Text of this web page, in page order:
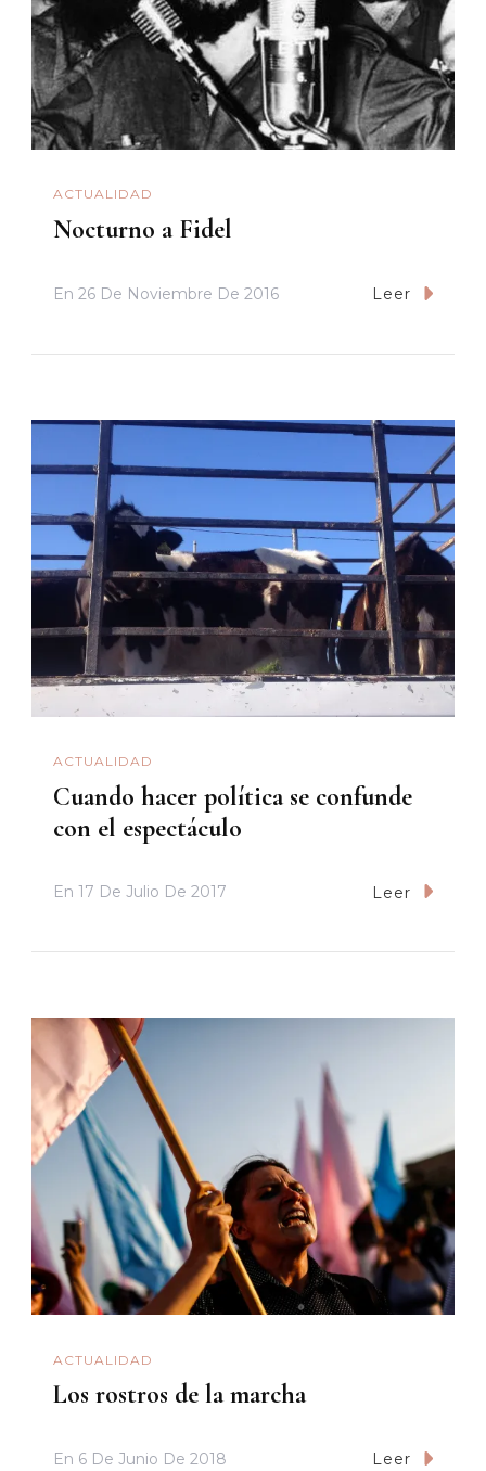
ACTUALIDAD
Nocturno a Fidel
En 26 De Noviembre De 2016 Leer
ACTUALIDAD
Cuando hacer política se confunde
con el espectáculo
En 17 De Julio De 2017 Leer
ACTUALIDAD
Los rostros de la marcha
En 6 De Junio De 2018 Leer